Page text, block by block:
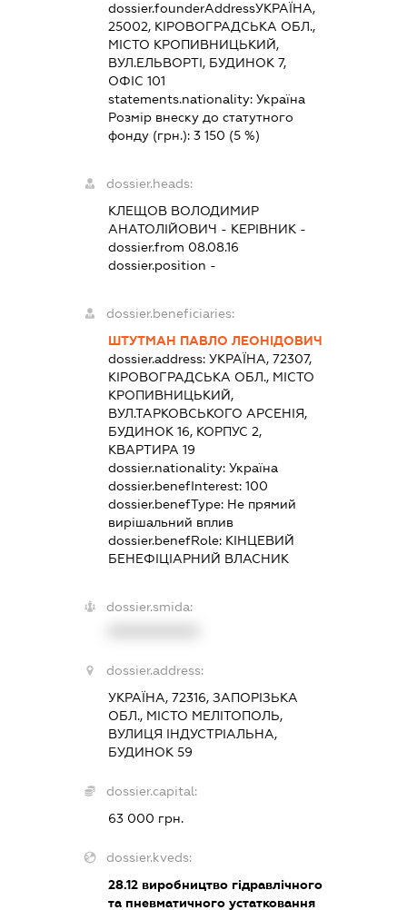
dossier.founderAddressУКРАЇНА,
25002, КІРОВОГРАДСЬКА ОБЛ.,
МІСТО КРОПИВНИЦЬКИЙ,
ВУЛ.ЕЛЬВОРТІ, БУДИНОК 7,
ОФІС 101
statements.nationality:Україна
Розмір внеску до статутного
фонду (грн.):3 150 (5 %)
dossier.heads:
КЛЕЩОВ ВОЛОДИМИР
АНАТОЛІЙОВИЧ - КЕРІВНИК -
dossier.from 08.08.16
dossier.position -
dossier.beneficiaries:
ШТУТМАН ПАВЛО ЛЕОНІДОВИЧ
dossier.address:УКРАЇНА, 72307,
КІРОВОГРАДСЬКА ОБЛ., МІСТО
КРОПИВНИЦЬКИЙ,
ВУЛ.ТАРКОВСЬКОГО АРСЕНІЯ,
БУДИНОК 16, КОРПУС 2,
КВАРТИРА 19
dossier.nationality:Україна
dossier.benefInterest:100
dossier.benefType: Не прямий
вирішальний вплив
dossier.benefRole: КІНЦЕВИЙ
БЕНЕФІЦІАРНИЙ ВЛАСНИК
dossier.smida:
dossier.address:
УКРАЇНА, 72316, ЗАПОРІЗЬКА
ОБЛ., МІСТО МЕЛІТОПОЛЬ,
ВУЛИЦЯ ІНДУСТРІАЛЬНА,
БУДИНОК 59
dossier.capital:
63 000 грн.
dossier.kveds:
28.12 виробництво гідравлічного
та пневматичного устатковання